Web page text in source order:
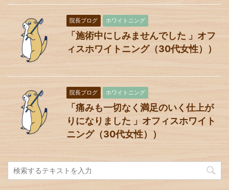
院長ブログ ホワイトニング
「施術中にしみませんでした 」オフ
ィスホワイトニング（30代女性））
院長ブログ ホワイトニング
「痛みも一切なく満足のいく仕上が
りになりました 」オフィスホワイト
ニング（30代女性））